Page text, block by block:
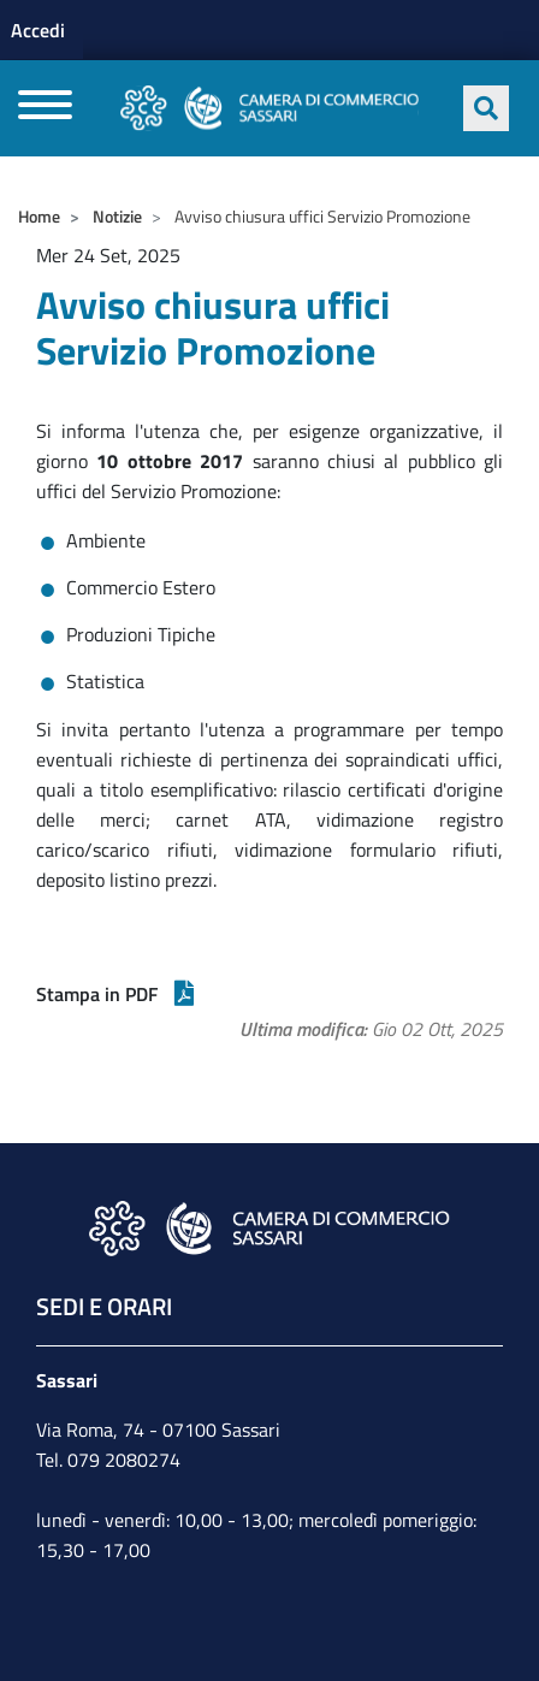
profilo utente
Accedi
Home Notizie Avviso chiusura uffici Servizio Promozione
Mer 24 Set, 2025
Avviso chiusura uffici
Servizio Promozione
Si informa l'utenza che, per esigenze organizzative, il
giorno 10 ottobre 2017 saranno chiusi al pubblico gli
uffici del Servizio Promozione:
Ambiente
Commercio Estero
Produzioni Tipiche
Statistica
Si invita pertanto l'utenza a programmare per tempo
eventuali richieste di pertinenza dei sopraindicati uffici,
quali a titolo esemplificativo: rilascio certificati d'origine
delle merci; carnet ATA, vidimazione registro
carico/scarico rifiuti, vidimazione formulario rifiuti,
deposito listino prezzi.
Stampa in PDF
Ultima modifica Gio 02 Ott, 2025
SEDI E ORARI
Sassari
Via Roma, 74 - 07100 Sassari
Tel. 079 2080274
lunedì - venerdì: 10,00 - 13,00; mercoledì pomeriggio:
15,30 - 17,00